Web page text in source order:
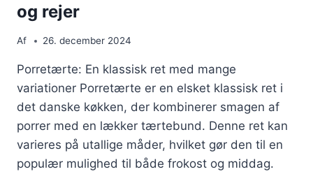
og rejer
Af 26. december 2024
Porretærte: En klassisk ret med mange
variationer Porretærte er en elsket klassisk ret i
det danske køkken, der kombinerer smagen af
porrer med en lækker tærtebund. Denne ret kan
varieres på utallige måder, hvilket gør den til en
populær mulighed til både frokost og middag.